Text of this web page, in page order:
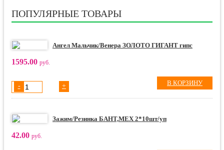
ПОПУЛЯРНЫЕ ТОВАРЫ
Ангел Мальчик/Венера ЗОЛОТО ГИГАНТ гипс
1595.00 руб.
- + В КОРЗИНУ
Зажим/Резинка БАНТ,МЕХ 2*10шт/уп
42.00 руб.